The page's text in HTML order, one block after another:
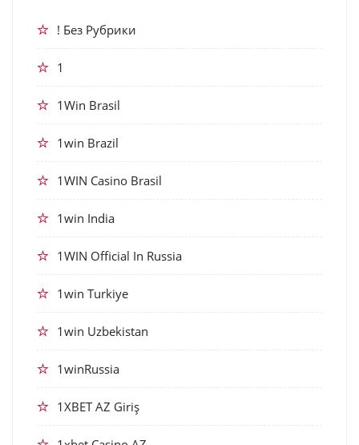
! Без Рубрики
1
1Win Brasil
1win Brazil
1WIN Casino Brasil
1win India
1WIN Official In Russia
1win Turkiye
1win Uzbekistan
1winRussia
1XBET AZ Giriş